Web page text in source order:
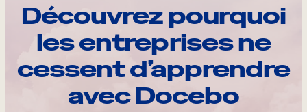
Découvrez pourquoi
les entreprises ne
cessent d’apprendre
avec Docebo